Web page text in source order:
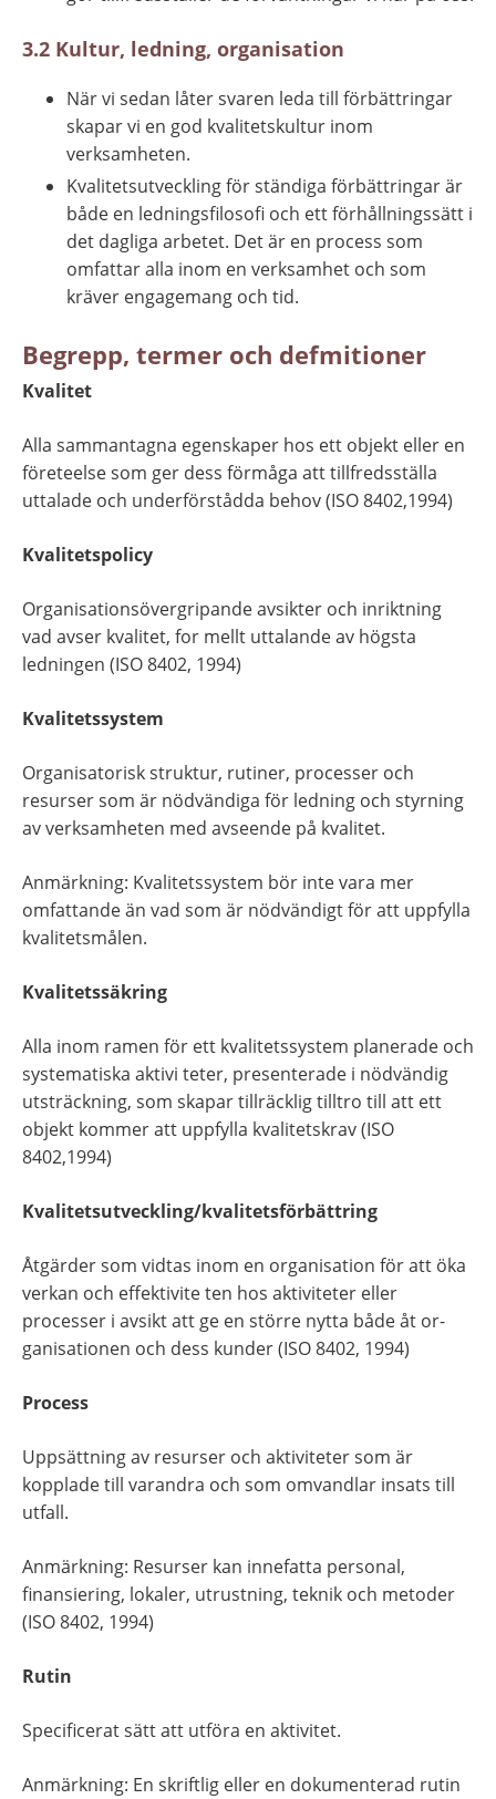
3.2 Kultur, ledning, organisation
När vi sedan låter svaren leda till förbättringar
skapar vi en god kvalitetskultur inom
verksamheten.
Kvalitetsutveckling för ständiga förbättringar är
både en ledningsfilo­sofi och ett förhållningssätt i
det dagliga arbetet. Det är en process som
omfattar alla inom en verksamhet och som
kräver engagemang och tid.
Begrepp, termer och defmitioner
Kvalitet
Alla sammantagna egenskaper hos ett objekt eller en
företeelse som ger dess förmåga att tillfredsställa
uttalade och underförstådda behov (ISO 8402,1994)
Kvalitetspolicy
Organisationsövergripande avsikter och inriktning
vad avser kvalitet, for­ mellt uttalande av högsta
ledningen (ISO 8402, 1994)
Kvalitetssystem
Organisatorisk struktur, rutiner, processer och
resurser som är nödvändiga för ledning och styrning
av verksamheten med avseende på kvalitet.
Anmärkning: Kvalitetssystem bör inte vara mer
omfattande än vad som är nödvändigt för att uppfylla
kvalitetsmålen.
Kvalitetssäkring
Alla inom ramen för ett kvalitetssystem planerade och
systematiska aktivi­ teter, presenterade i nödvändig
utsträckning, som skapar tillräcklig tilltro till att ett
objekt kommer att uppfylla kvalitetskrav (ISO
8402,1994)
Kvalitetsutveckling/kvalitetsförbättring
Åtgärder som vidtas inom en organisation för att öka
verkan och effektivite­ ten hos aktiviteter eller
processer i avsikt att ge en större nytta både åt or­
ganisationen och dess kunder (ISO 8402, 1994)
Process
Uppsättning av resurser och aktiviteter som är
kopplade till varandra och som omvandlar insats till
utfall.
Anmärkning: Resurser kan innefatta personal,
finansiering, lokaler, utrustning, teknik och metoder
(ISO 8402, 1994)
Rutin
Specificerat sätt att utföra en aktivitet.
Anmärkning: En skriftlig eller en dokumenterad rutin